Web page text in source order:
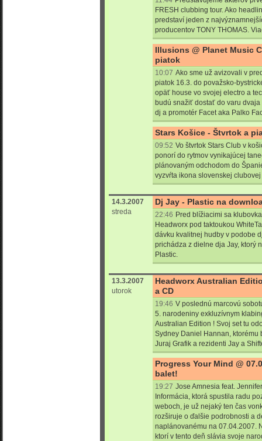
FRESH clubbing tour. Ako
predstaví jeden z
producentov TONY THOMAS.
Illusions @ Planet Music
piatok
10:07 Ako sme už avizovali v
piatok 16.3. do považsko-
opäť house vo svojej electro a
budú snažiť dostať do varu
dj a promotér Facet aka Palko
Stars Košice - Štvrtok a
09:52 Vo štvrtok Stars Club v
ponorí do rytmov vynikajúcej
plánovaným odchodom do
vyzvŕta ikona slovenskej
14.3.2007
streda
Dj Jay - Plastic na
22:46 Pred blížiacimi sa
Headworx pod taktoukou
dávku kvalitnej hudby v podobe
prichádza z dielne dja Jay, ktorý
Plastic.
13.3.2007
utorok
Headworx Australian
a CD
19:46 V poslednú marcovú
5. narodeniny exkluzívnym
Australian Edition ! Svoj set tu
Sydney Daniel Hannan,
Juraj Grafik a rezidenti Jay a
Progress Your Mind @
balet!
19:27 Jose Amnesia feat.
Informácia, ktorá spustila radu
weboch, je už nejaký ten čas
rozširuje o ďalšie podrobnosti a
naplánovanému na 07.04.2007.
ktorí v tento deň slávia svoje